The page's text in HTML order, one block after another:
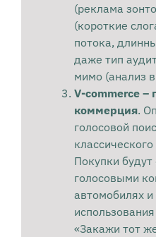
(реклама
(короткие
потока,
даже тип
мимо (анализ
V-commerce –
коммерция.
голосовой
Покупки
голосовыми
автомобилях
«Закажи тот